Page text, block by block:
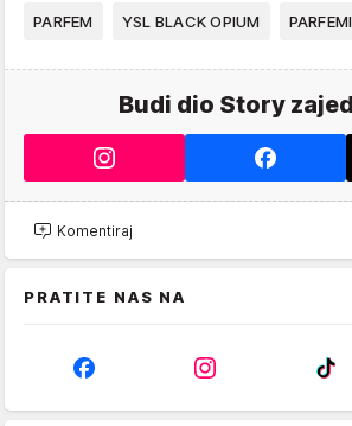
PARFEM YSL BLACK OPIUM PARFEMI
Budi dio Story
Komentiraj
PRATITE NAS NA